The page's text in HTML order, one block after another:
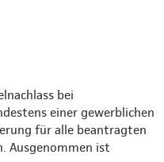
bei
einer gewerblichen
für alle beantragten
Ausgenommen ist